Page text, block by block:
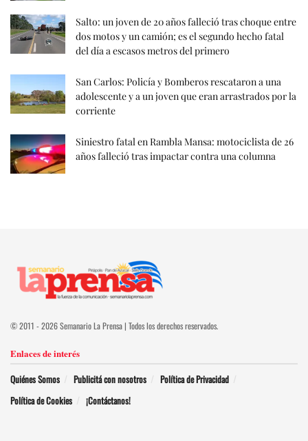
Salto: un joven de 20 años falleció tras choque entre
dos motos y un camión; es el segundo hecho fatal
del día a escasos metros del primero
San Carlos: Policía y Bomberos rescataron a una
adolescente y a un joven que eran arrastrados por la
corriente
Siniestro fatal en Rambla Mansa: motociclista de 26
años falleció tras impactar contra una columna
© 2011 - 2026 Semanario La Prensa | Todos los derechos reservados.
Enlaces de interés
Quiénes Somos Publicitá con nosotros
Política de Privacidad
Política de Cookies
¡Contáctanos!